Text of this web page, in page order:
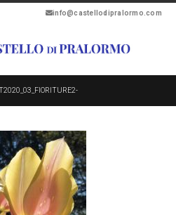
info@castellodipralormo.com